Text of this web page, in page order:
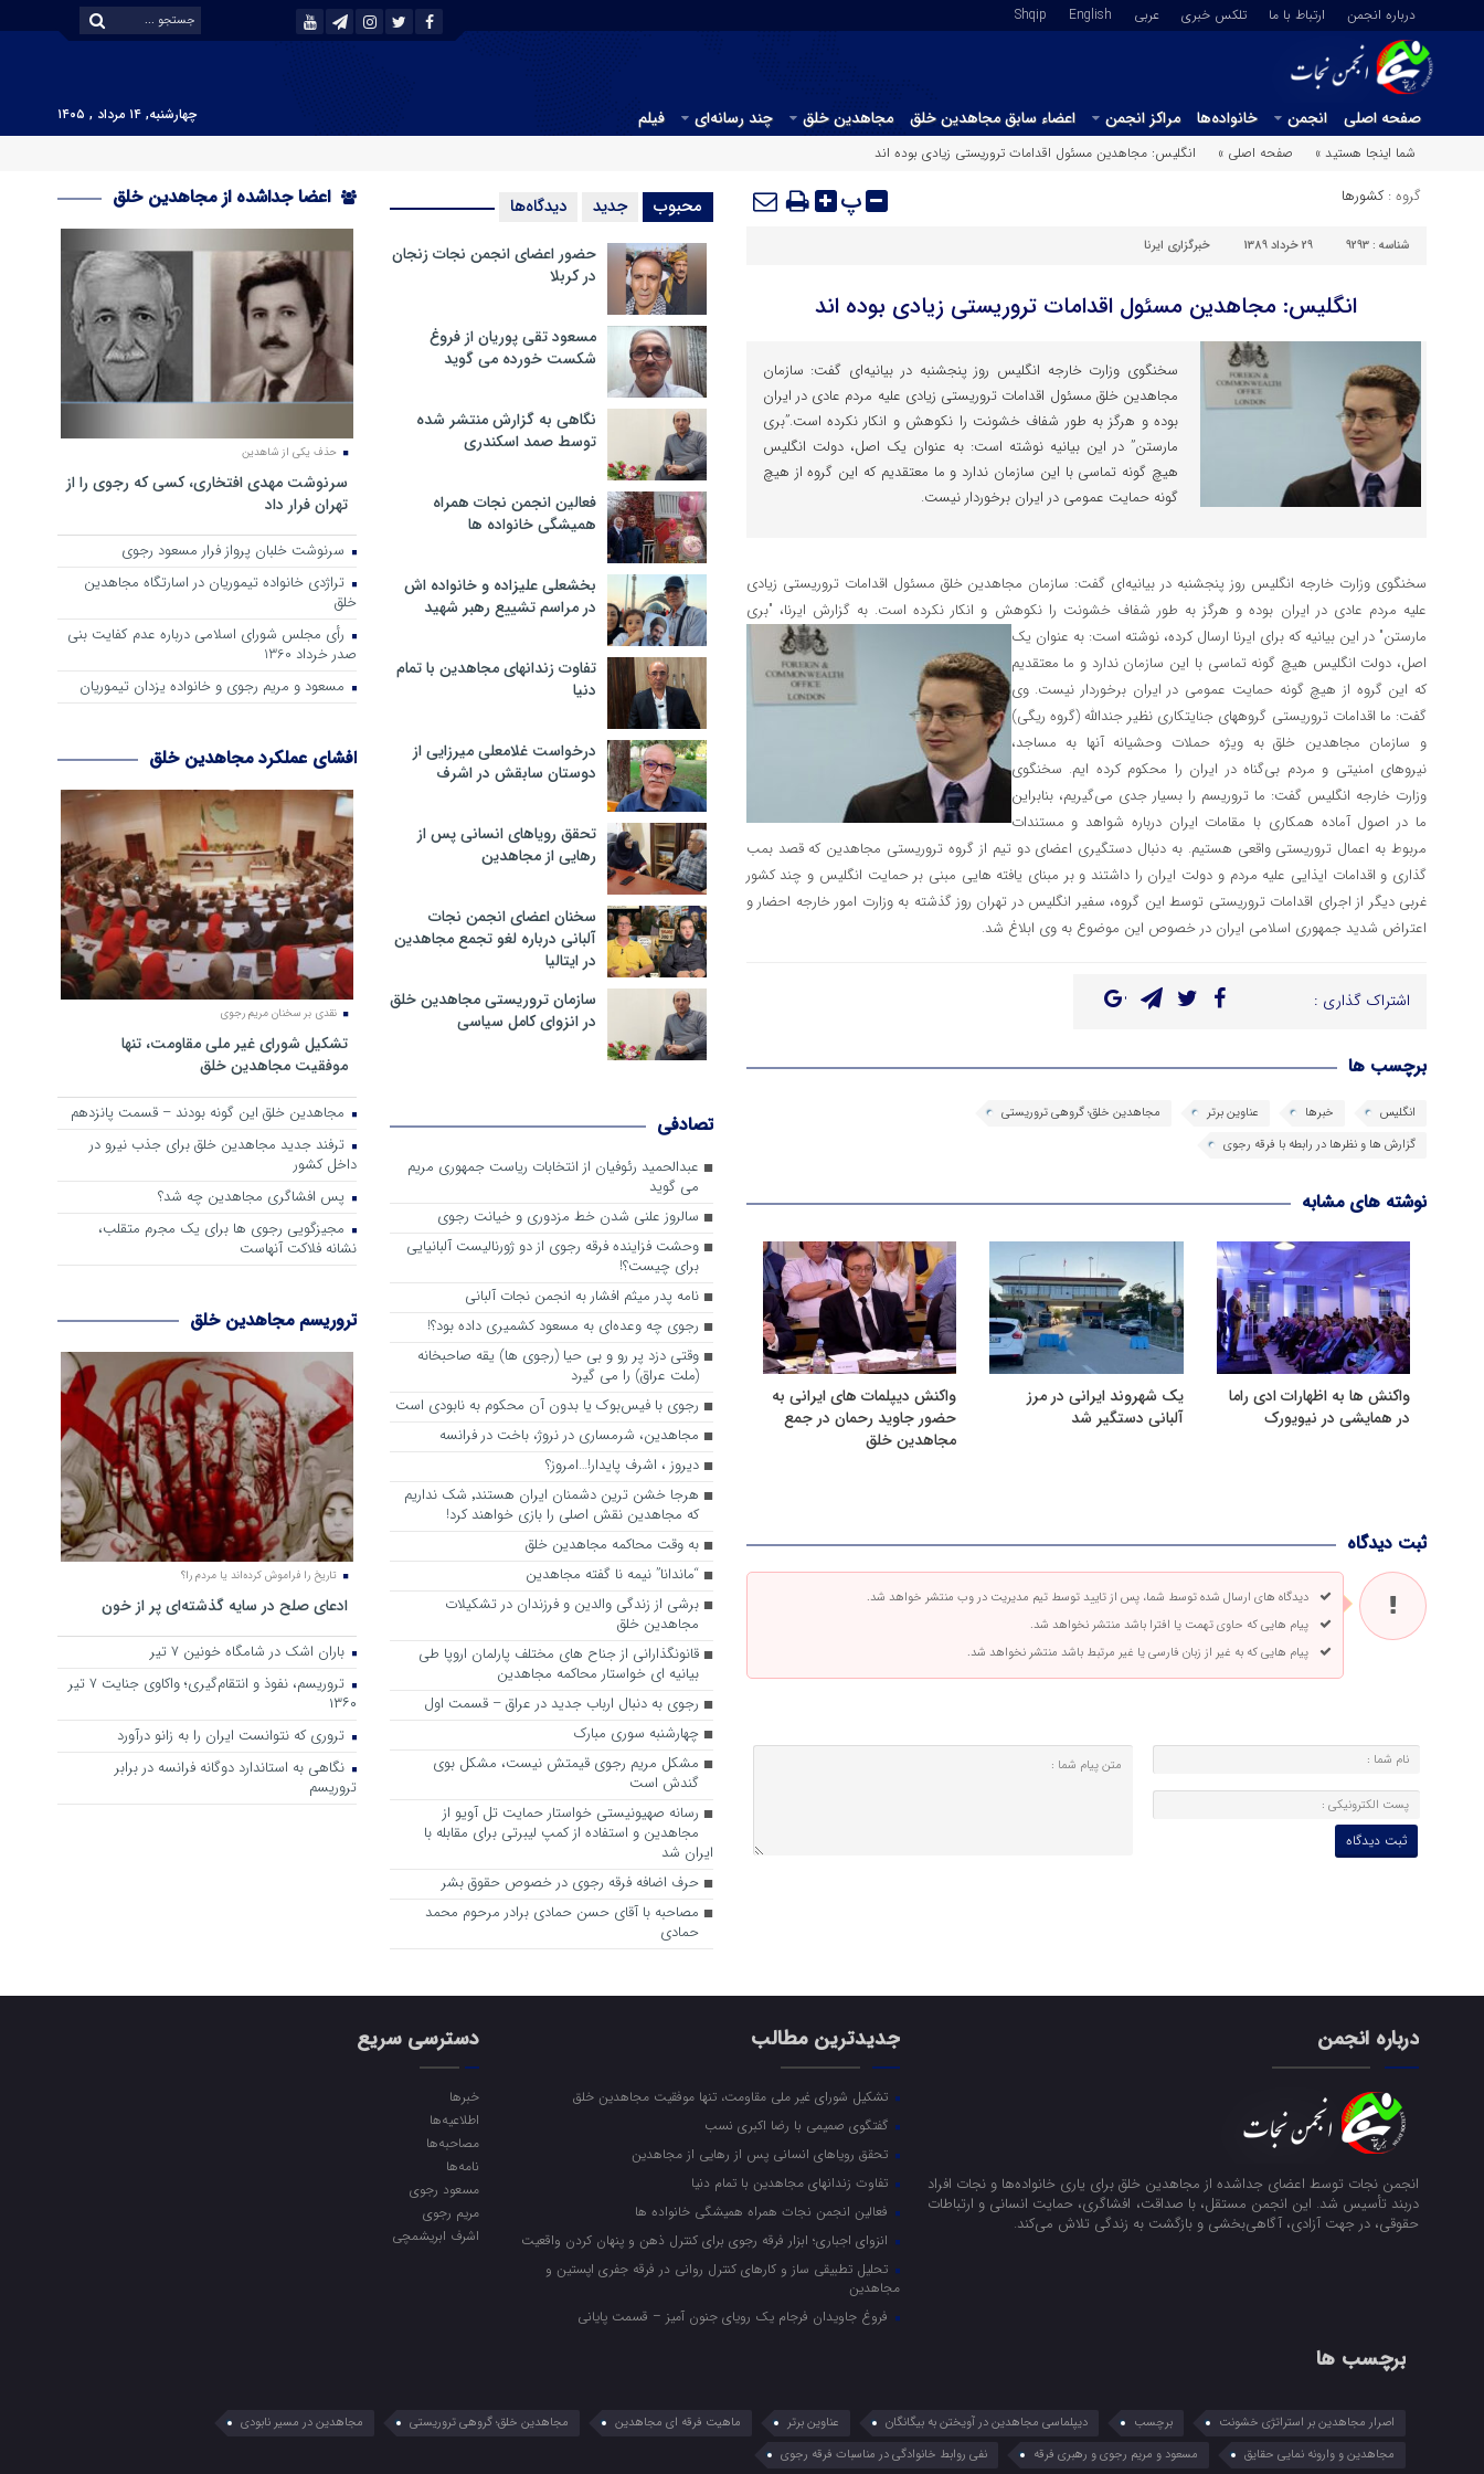
درباره انجمن ارتباط با ما تلکس خبری عربي English
Shqip
صفحه اصلی انجمن خانواده‌ها مراکز انجمن اعضاء سابق مجاهدین خلق مجاهدین خلق چند رسانه‌ای فیلم
چهارشنبه, ۱۴ مرداد , ۱۴۰۵
شما اینجا هستید »
صفحه اصلی » انگلیس: مجاهدین مسئول اقدامات تروریستی زیادی بوده اند
گروه :کشورها پ
شناسه : 9293 29 خرداد 1389 خبرگزاری ایرنا
انگلیس: مجاهدین مسئول اقدامات تروریستی زیادی بوده اند
سخنگوی وزارت خارجه انگلیس روز پنجشنبه در بیانیه‌ای گفت: سازمان
مجاهدین خلق مسئول اقدامات تروریستی زیادی علیه مردم عادی در ایران
بوده و هرگز به طور شفاف خشونت را نکوهش و انکار نکرده است.”بری
مارستن” در این بیانیه نوشته است: به عنوان یک اصل، دولت انگلیس
هیچ گونه تماسی با این سازمان ندارد و ما معتقدیم که این گروه از هیچ
گونه حمایت عمومی در ایران برخوردار نیست.
سخنگوی وزارت خارجه انگلیس روز پنجشنبه در بیانیه‌ای گفت: سازمان مجاهدین خلق مسئول اقدامات تروریستی زیادی
علیه مردم عادی در ایران بوده و هرگز به طور شفاف خشونت را نکوهش و انکار نکرده است. به گزارش ایرنا، "بری
مارستن" در این بیانیه که برای ایرنا ارسال کرده، نوشته است: به عنوان یک
اصل، دولت انگلیس هیچ گونه تماسی با این سازمان ندارد و ما معتقدیم
که این گروه از هیچ گونه حمایت عمومی در ایران برخوردار نیست. وی
گفت: ما اقدامات تروریستی گروههای جنایتکاری نظیر جندالله (گروه ریگی)
و سازمان مجاهدین خلق به ویژه حملات وحشیانه آنها به مساجد،
نیروهای امنیتی و مردم بی‌گناه در ایران را محکوم کرده ایم. سخنگوی
وزارت خارجه انگلیس گفت: ما تروریسم را بسیار جدی می‌گیریم، بنابراین
ما در اصول آماده همکاری با مقامات ایران درباره شواهد و مستندات
مربوط به اعمال تروریستی واقعی هستیم. به دنبال دستگیری اعضای دو تیم از گروه تروریستی مجاهدین که قصد بمب
گذاری و اقدامات ایذایی علیه مردم و دولت ایران را داشتند و بر مبنای یافته هایی مبنی بر حمایت انگلیس و چند کشور
غربی دیگر از اجرای اقدامات تروریستی توسط این گروه، سفیر انگلیس در تهران روز گذشته به وزارت امور خارجه احضار و
اعتراض شدید جمهوری اسلامی ایران در خصوص این موضوع به وی ابلاغ شد.
اشتراک گذاری :
برچسب ها
انگلیس خبرها عناوین برتر
مجاهدین خلق؛ گروهی تروریستی
گزارش ها و نظرها در رابطه با فرقه رجوی
نوشته های مشابه
واکنش ها به اظهارات ادی راما
در همایشی در نیویورک
یک شهروند ایرانی در مرز
آلبانی دستگیر شد
واکنش دیپلمات های ایرانی به
حضور جاوید رحمان در جمع
مجاهدین خلق
ثبت دیدگاه
دیدگاه های ارسال شده توسط شما، پس از تایید توسط تیم مدیریت در وب منتشر خواهد شد.
پیام هایی که حاوی تهمت یا افترا باشد منتشر نخواهد شد.
پیام هایی که به غیر از زبان فارسی یا غیر مرتبط باشد منتشر نخواهد شد.
محبوب جدید دیدگاه‌ها
حضور اعضای انجمن نجات زنجان
در کربلا
مسعود تقی پوریان از فروغ
شکست خورده می گوید
نگاهی به گزارش منتشر شده
توسط صمد اسکندری
فعالین انجمن نجات همراه
همیشگی خانواده ها
بخشعلی علیزاده و خانواده اش
در مراسم تشییع رهبر شهید
تفاوت زندانهای مجاهدین با تمام
دنیا
درخواست غلامعلی میرزایی از
دوستان سابقش در اشرف
تحقق رویاهای انسانی پس از
رهایی از مجاهدین
سخنان اعضای انجمن نجات
آلبانی درباره لغو تجمع مجاهدین
در ایتالیا
سازمان تروریستی مجاهدین خلق
در انزوای کامل سیاسی
تصادفی
عبدالحمید رئوفیان از انتخابات ریاست جمهوری مریم
می گوید
سالروز علنی شدن خط مزدوری و خیانت رجوی
وحشت فزاینده فرقه رجوی از دو ژورنالیست آلبانیایی
برای چیست؟!
نامه پدر میثم افشار به انجمن نجات آلبانی
رجوی چه وعده‌ای به مسعود کشمیری داده بود؟!
وقتی دزد پر رو و بی حیا (رجوی ها) یقه صاحبخانه
(ملت عراق) را می گیرد
رجوی با فیس‌بوک یا بدون آن محکوم به نابودی است
مجاهدین، شرم‎ساری در نروژ، باخت در فرانسه
ديروز ، اشرف پايدار!…امروز؟
هرجا خشن ترین دشمنان ایران هستند٬ شک نداریم
که مجاهدین نقش اصلی را بازی خواهند کرد!
به وقت محاکمه مجاهدین خلق
“ماندانا” نیمه نا گفته مجاهدین
برشی از زندگی والدین و فرزندان در تشکیلات
مجاهدین خلق
قانونگذارانی از جناح های مختلف پارلمان اروپا طی
بیانیه ای خواستار محاکمه مجاهدین
رجوی به دنبال ارباب جدید در عراق – قسمت اول
چهارشنبه سوری مبارک
مشکل مریم رجوی قیمتش نیست، مشکل بوی
گندش است
رسانه صهیونیستی خواستار حمایت تل آویو از
مجاهدین و استفاده از کمپ لیبرتی برای مقابله با
ایران شد
حرف اضافه فرقه رجوی در خصوص حقوق بشر
مصاحبه با آقای حسن حمادی برادر مرحوم محمد
حمادی
اعضا جداشده از مجاهدین خلق
حذف یکی از شاهدین
سرنوشت مهدی افتخاری، کسی که رجوی را از
تهران فرار داد
سرنوشت خلبان پرواز فرار مسعود رجوی
تراژدی خانواده تیموریان در اسارتگاه مجاهدین
خلق
رأی مجلس شورای اسلامی درباره عدم كفایت بنی
صدر خرداد 1360
مسعود و مریم رجوی و خانواده یزدان تیموریان
افشای عملکرد مجاهدین خلق
نقدی بر سخنان مریم رجوی
تشکیل شورای غیر ملی مقاومت، تنها
موفقیت مجاهدین خلق
مجاهدین خلق این گونه بودند – قسمت پانزدهم
ترفند جدید مجاهدین خلق برای جذب نیرو در
داخل کشور
پس افشاگری مجاهدین چه شد؟
مجیزگویی رجوی ها برای یک مجرم متقلب،
نشانه فلاکت آنهاست
تروریسم مجاهدین خلق
تاریخ را فراموش کرده‌اند یا مردم را؟
ادعای صلح در سایه گذشته‌ای پر از خون
باران اشک در شامگاه خونین 7 تیر
تروریسم، نفوذ و انتقام‌گیری؛ واکاوی جنایت ۷ تیر
۱۳۶۰
تروری که نتوانست ایران را به زانو درآورد
نگاهی به استاندارد دوگانه فرانسه در برابر
تروریسم
درباره انجمن
انجمن نجات توسط اعضای جداشده از مجاهدین خلق برای یاری خانواده‌ها و نجات افراد
دربند تأسیس شد. این انجمن مستقل، با صداقت، افشاگری، حمایت انسانی و ارتباطات
حقوقی، در جهت آزادی، آگاهی‌بخشی و بازگشت به زندگی تلاش می‌کند.
جدیدترین مطالب
تشکیل شورای غیر ملی مقاومت، تنها موفقیت مجاهدین خلق
گفتگوی صمیمی با رضا اکبری نسب
تحقق رویاهای انسانی پس از رهایی از مجاهدین
تفاوت زندانهای مجاهدین با تمام دنیا
فعالین انجمن نجات همراه همیشگی خانواده ها
انزوای اجباری؛ ابزار فرقه رجوی برای کنترل ذهن و پنهان کردن واقعیت
تحلیل تطبیقی ساز و کارهای کنترل روانی در فرقه جفری اپستین و
مجاهدین
فروغ جاویدان فرجام یک رویای جنون آمیز – قسمت پایانی
دسترسی سریع
خبرها
اطلاعیه‌ها
مصاحبه‌ها
نامه‌ها
مسعود رجوی
مریم رجوی
اشرف ابریشمچی
برچسب ها
اصرار مجاهدین بر استراتژی خشونت برچسب دیپلماسی مجاهدین در آویختن به بیگانگان عناوین برتر ماهیت فرقه ای مجاهدین مجاهدین خلق؛ گروهی تروریستی
مجاهدین در مسیر نابودی
مجاهدین و وارونه نمایی حقایق
مسعود و مریم رجوی و رهبری فرقه نفی روابط خانوادگی در مناسبات فرقه رجوی